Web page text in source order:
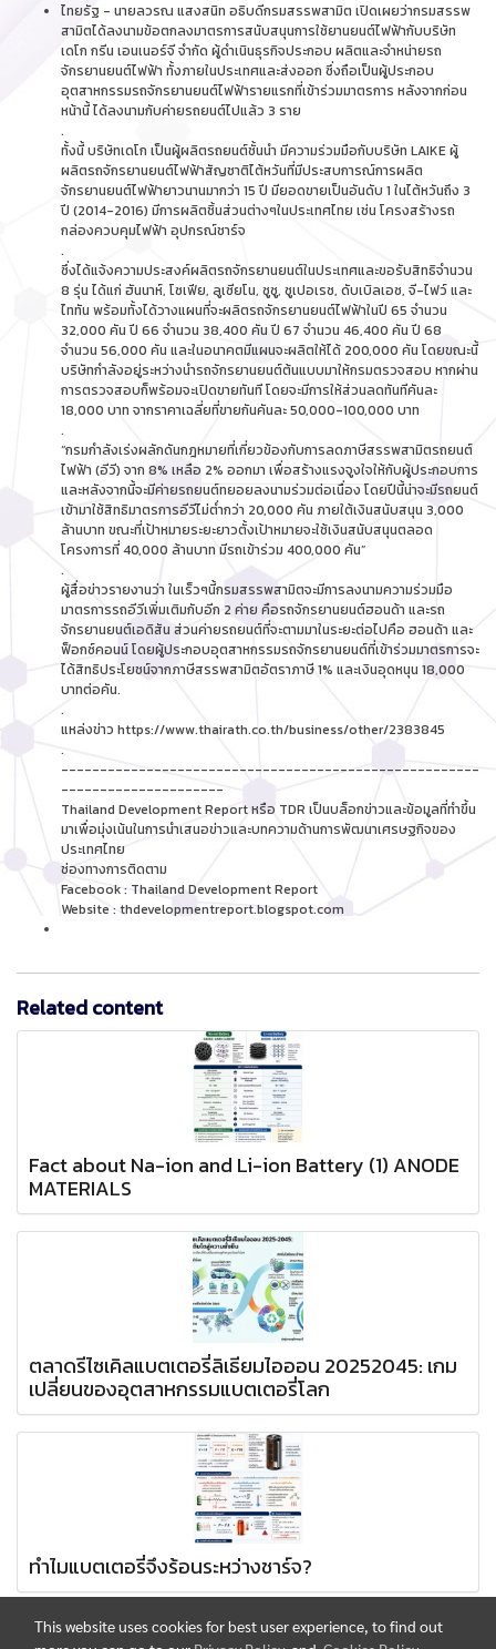
ไทยรัฐ - นายลวรณ แสงสนิท อธิบดีกรมสรรพสามิต เปิดเผยว่ากรมสรรพ
สามิตได้ลงนามข้อตกลงมาตรการสนับสนุนการใช้ยานยนต์ไฟฟ้ากับบริษัท
เดโก กรีน เอนเนอร์จี จำกัด ผู้ดำเนินธุรกิจประกอบ ผลิตและจำหน่ายรถ
จักรยานยนต์ไฟฟ้า ทั้งภายในประเทศและส่งออก ซึ่งถือเป็นผู้ประกอบ
อุตสาหกรรมรถจักรยานยนต์ไฟฟ้ารายแรกที่เข้าร่วมมาตรการ หลังจากก่อน
หน้านี้ ได้ลงนามกับค่ายรถยนต์ไปแล้ว 3 ราย
.
ทั้งนี้ บริษัทเดโก เป็นผู้ผลิตรถยนต์ชั้นนำ มีความร่วมมือกับบริษัท LAIKE ผู้
ผลิตรถจักรยานยนต์ไฟฟ้าสัญชาติไต้หวันที่มีประสบการณ์การผลิต
จักรยานยนต์ไฟฟ้ายาวนานมากว่า 15 ปี มียอดขายเป็นอันดับ 1 ในไต้หวันถึง 3
ปี (2014-2016) มีการผลิตชิ้นส่วนต่างๆในประเทศไทย เช่น โครงสร้างรถ
กล่องควบคุมไฟฟ้า อุปกรณ์ชาร์จ
.
ซึ่งได้แจ้งความประสงค์ผลิตรถจักรยานยนต์ในประเทศและขอรับสิทธิจำนวน
8 รุ่น ได้แก่ ฮันนาห์, โซเฟีย, ลูเซียโน, ซูซู, ซูเปอเรซ, ดับเบิลเอซ, จี-ไฟว์ และ
ไททัน พร้อมทั้งได้วางแผนที่จะผลิตรถจักรยานยนต์ไฟฟ้าในปี 65 จำนวน
32,000 คัน ปี 66 จำนวน 38,400 คัน ปี 67 จำนวน 46,400 คัน ปี 68
จำนวน 56,000 คัน และในอนาคตมีแผนจะผลิตให้ได้ 200,000 คัน โดยขณะนี้
บริษัทกำลังอยู่ระหว่างนำรถจักรยานยนต์ต้นแบบมาให้กรมตรวจสอบ หากผ่าน
การตรวจสอบก็พร้อมจะเปิดขายทันที โดยจะมีการให้ส่วนลดทันทีคันละ
18,000 บาท จากราคาเฉลี่ยที่ขายกันคันละ 50,000-100,000 บาท
.
“กรมกำลังเร่งผลักดันกฎหมายที่เกี่ยวข้องกับการลดภาษีสรรพสามิตรถยนต์
ไฟฟ้า (อีวี) จาก 8% เหลือ 2% ออกมา เพื่อสร้างแรงจูงใจให้กับผู้ประกอบการ
และหลังจากนี้จะมีค่ายรถยนต์ทยอยลงนามร่วมต่อเนื่อง โดยปีนี้น่าจะมีรถยนต์
เข้ามาใช้สิทธิมาตรการอีวีไม่ต่ำกว่า 20,000 คัน ภายใต้เงินสนับสนุน 3,000
ล้านบาท ขณะที่เป้าหมายระยะยาวตั้งเป้าหมายจะใช้เงินสนับสนุนตลอด
โครงการที่ 40,000 ล้านบาท มีรถเข้าร่วม 400,000 คัน”
.
ผู้สื่อข่าวรายงานว่า ในเร็วๆนี้กรมสรรพสามิตจะมีการลงนามความร่วมมือ
มาตรการรถอีวีเพิ่มเติมกับอีก 2 ค่าย คือรถจักรยานยนต์ฮอนด้า และรถ
จักรยานยนต์เอดิสัน ส่วนค่ายรถยนต์ที่จะตามมาในระยะต่อไปคือ ฮอนด้า และ
ฟ็อกซ์คอนน์ โดยผู้ประกอบอุตสาหกรรมรถจักรยานยนต์ที่เข้าร่วมมาตรการจะ
ได้สิทธิประโยชน์จากภาษีสรรพสามิตอัตราภาษี 1% และเงินอุดหนุน 18,000
บาทต่อคัน.
.
แหล่งข่าว https://www.thairath.co.th/business/other/2383845
.
------------------------------------------------------
---------------------
Thailand Development Report หรือ TDR เป็นบล็อกข่าวและข้อมูลที่ทำขึ้น
มาเพื่อมุ่งเน้นในการนำเสนอข่าวและบทความด้านการพัฒนาเศรษฐกิจของ
ประเทศไทย
ช่องทางการติดตาม
Facebook : Thailand Development Report
Website : thdevelopmentreport.blogspot.com
Related content
Fact about Na-ion and Li-ion Battery (1) ANODE
MATERIALS
ตลาดรีไซเคิลแบตเตอรี่ลิเธียมไอออน 20252045: เกม
เปลี่ยนของอุตสาหกรรมแบตเตอรี่โลก
ทำไมแบตเตอรี่จึงร้อนระหว่างชาร์จ?
This website uses cookies for best user experience, to find out